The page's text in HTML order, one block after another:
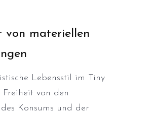
von materiellen
Lebensstil im Tiny
Freiheit von den
Konsums und der